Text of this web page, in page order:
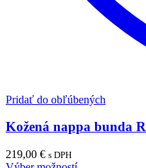
Pridať do obľúbených
Kožená nappa bunda
219,00 € s DPH